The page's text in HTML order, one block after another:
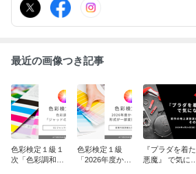
最近の画像つき記事
色彩検定１級１
次「色彩調和
色彩検定１級
「2026年度か
『プラダを着た
悪魔』 で気にな